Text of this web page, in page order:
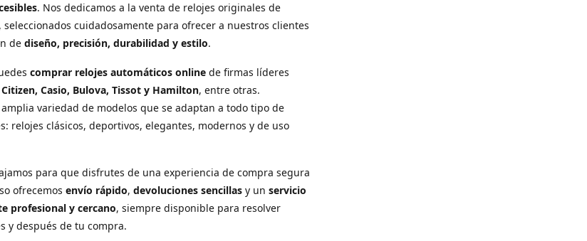
. Nos dedicamos a la venta de relojes originales de
seleccionados cuidadosamente para ofrecer a nuestros clientes
de diseño, precisión, durabilidad y estilo.
comprar relojes automáticos online de firmas líderes
Casio, Bulova, Tissot y Hamilton, entre otras.
variedad de modelos que se adaptan a todo tipo de
relojes clásicos, deportivos, elegantes, modernos y de uso
para que disfrutes de una experiencia de compra segura
ofrecemos envío rápido, devoluciones sencillas y un servicio
profesional y cercano, siempre disponible para resolver
y después de tu compra.